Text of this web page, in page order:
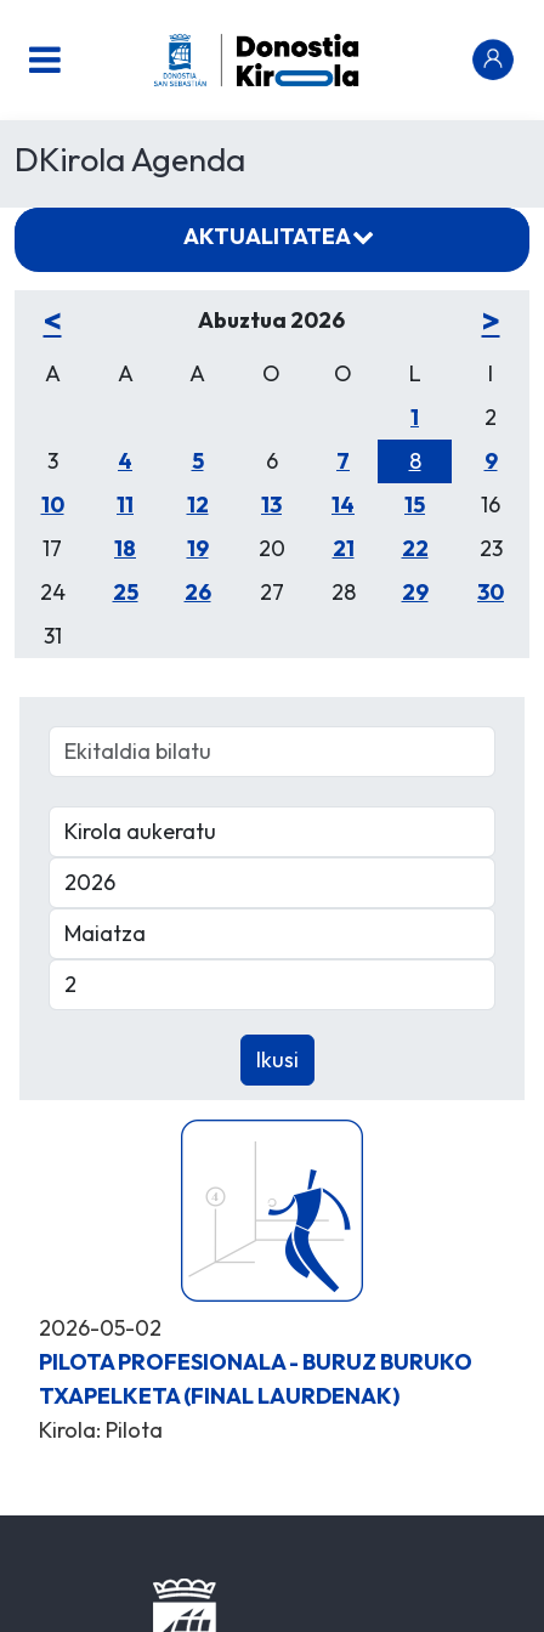
DKirola Agenda
2026-05-02
PILOTA PROFESIONALA - BURUZ BURUKO
TXAPELKETA (FINAL LAURDENAK)
Kirola: Pilota
AKTUALITATEA
< Abuztua 2026 >
A A A O O L
I
1
2
3
4 5 6 7 8
9
10
11 12 13 14 15
16
17
18 19 20 21 22
23
24
25 26 27 28 29
30
31